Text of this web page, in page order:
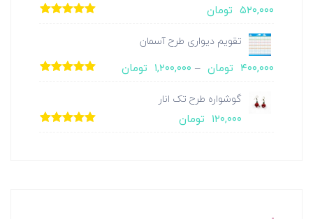
۵۲۰,۰۰۰ تومان
تقویم دیواری طرح آسمان
۴۰۰,۰۰۰ تومان– ۱,۲۰۰,۰۰۰ تومان
گوشواره طرح تک انار
۱۲۰,۰۰۰ تومان